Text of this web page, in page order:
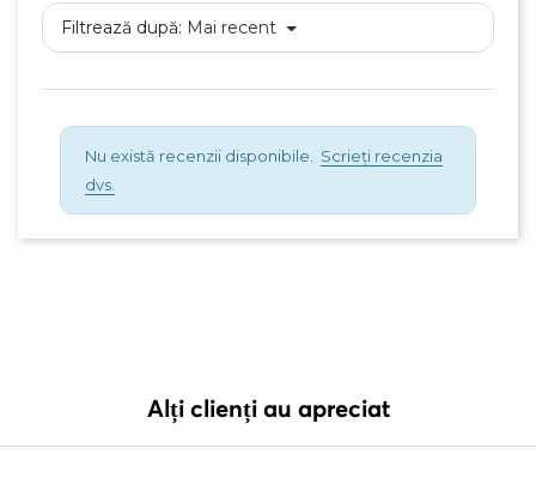
Filtrează după: Mai recent
Nu există recenzii disponibile. Scrieți recenzia
dvs.
Alți clienți au apreciat
Creeaza o lista de dorinte